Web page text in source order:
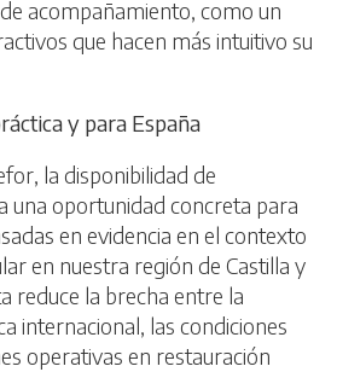
acompañamiento, como un
que hacen más intuitivo su
y para España
la disponibilidad de
una oportunidad concreta para
en evidencia en el contexto
en nuestra región de Castilla y
reduce la brecha entre la
internacional, las condiciones
operativas en restauración